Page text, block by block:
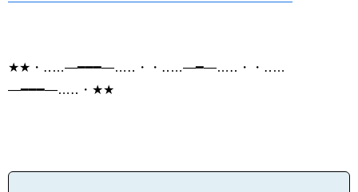
★★・‥…―━━━―…‥・・‥…―━―…‥・・‥…
―━━━―…‥・★★